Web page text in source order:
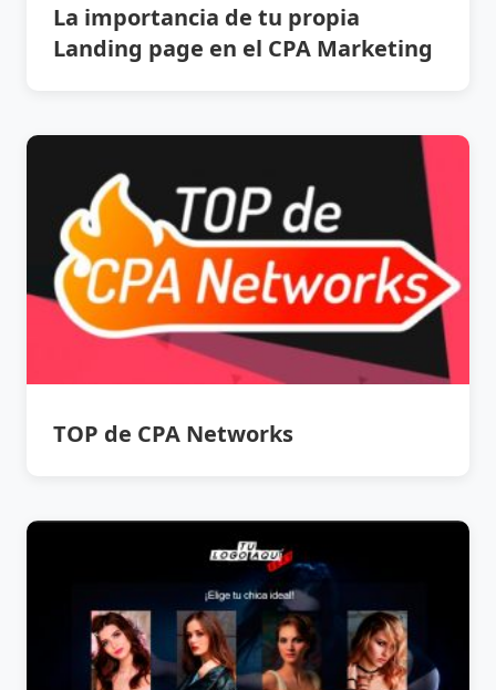
La importancia de tu propia
Landing page en el CPA Marketing
TOP de CPA Networks